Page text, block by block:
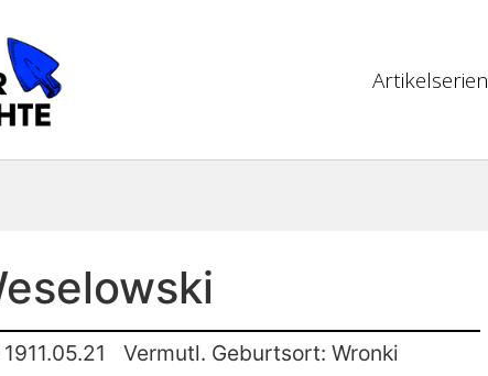
Artikelserien
Vermutl. Geburtsort: Wronki